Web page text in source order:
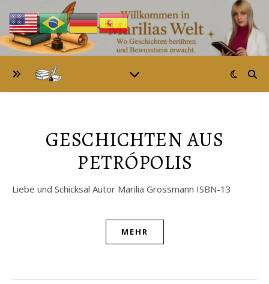
GESCHICHTEN AUS
PETRÓPOLIS
Liebe und Schicksal Autor Marilia Grossmann ISBN-13
MEHR